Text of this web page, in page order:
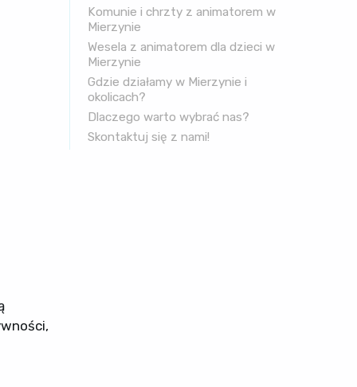
Komunie i chrzty z animatorem w
Mierzynie
Wesela z animatorem dla dzieci w
Mierzynie
Gdzie działamy w Mierzynie i
okolicach?
Dlaczego warto wybrać nas?
Skontaktuj się z nami!